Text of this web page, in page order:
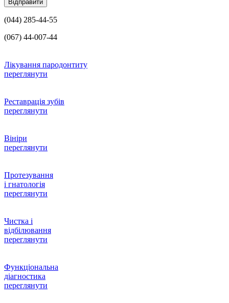
(044) 285-44-55
(067) 44-007-44
Лікування пародонтиту
переглянути
Реставрація зубів
переглянути
Вініри
переглянути
Протезування
і гнатологія
переглянути
Чистка і
відбілювання
переглянути
Функціональна
діагностика
переглянути